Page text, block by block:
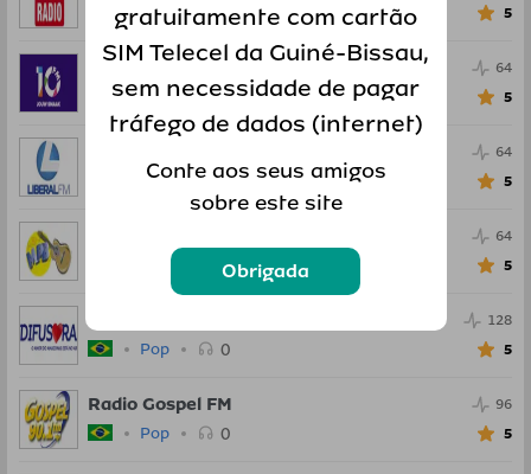
Pop 0
5
10 FM
Pop 0
64
5
Pop 0
64
5
0
64
5
Pop 0
128
5
Radio Gospel FM
Pop 0
96
5
gratuitamente com cartão
SIM Telecel da Guiné-Bissau,
sem necessidade de pagar
tráfego de dados (internet)
Conte aos seus amigos
sobre este site
Obrigada